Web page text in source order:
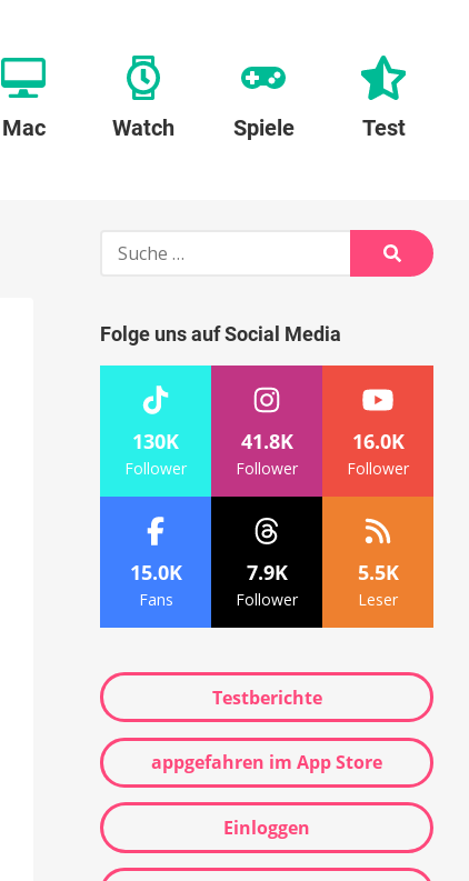
Mac Watch Spiele Test
Suche
Suche
Folge uns auf Social Media
130K
Follower
41.8K
Follower
16.0K
Follower
15.0K
Fans
7.9K
Follower
5.5K
Leser
Testberichte
appgefahren im App Store
Einloggen